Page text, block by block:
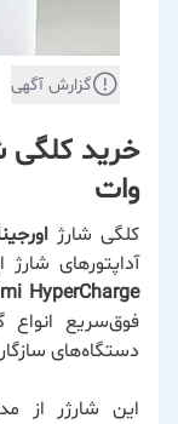
گزارش آگهی
وات
کلگی شارژ
آداپتورهای
HyperCharge
فوق‌سریع انواع
دستگاه‌های
این شارژر از